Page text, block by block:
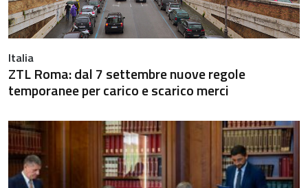
Italia
ZTL Roma: dal 7 settembre nuove regole
temporanee per carico e scarico merci